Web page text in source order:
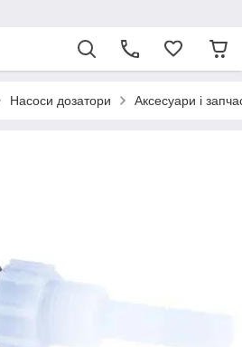
Насоси дозатори Аксесуари і